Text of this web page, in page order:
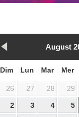
August
Dim Lun Mar Mer
26 27 28 29
2 3 4 5